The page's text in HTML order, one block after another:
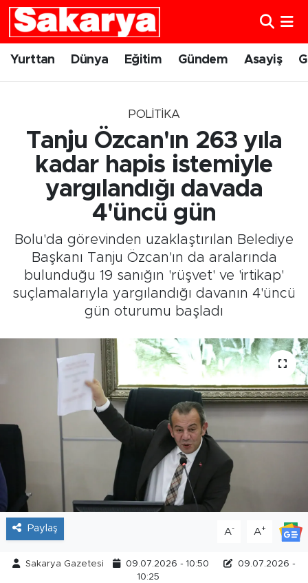
Yurttan Dünya Eğitim Gündem Asayiş
POLITIKA
Tanju Özcan'ın 263 yıla
kadar hapis istemiyle
yargılandığı davada
4'üncü gün
Bolu'da görevinden uzaklaştırılan Belediye
Başkanı Tanju Özcan'ın da aralarında
bulunduğu 19 sanığın 'rüşvet' ve 'irtikap'
suçlamalarıyla yargılandığı davanın 4'üncü
gün oturumu başladı
Paylaş A- A+
Sakarya Gazetesi 09.07.2026 - 10:50
09.07.2026 -
10:25
Yurttan
Gündem
Eskişehirspor
Sağlık
Kültür Sanat
Resmi İlanlar
Foto Şaka
Politika
Eskişehir Nöbetçi Eczaneler
Eskişehir Trafik Yoğunluk Haritası
Süper Lig Puan Durumu ve Fikstür
Son Dakika Haberleri
Haber Arşivi